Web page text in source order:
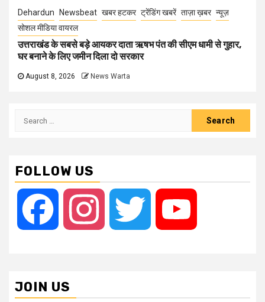
Dehardun Newsbeat खबर हटकर ट्रेंडिंग खबरें ताज़ा ख़बर न्यूज़
सोशल मीडिया वायरल
उत्तराखंड के सबसे बड़े आयकर दाता ऋषभ पंत की सीएम धामी से गुहार,
घर बनाने के लिए जमीन दिला दो सरकार
August 8, 2026 News Warta
Search
FOLLOW US
Facebook Instagram Twitter
JOIN US